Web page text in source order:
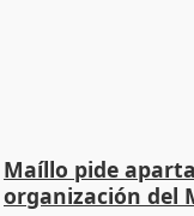
Maíllo pide
organización del